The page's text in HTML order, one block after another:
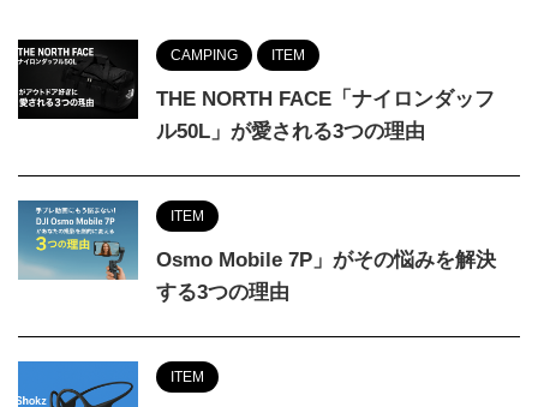
CAMPING ITEM
THE NORTH FACE「ナイロンダッフ
ル50L」が愛される3つの理由
ITEM
Osmo Mobile 7P」がその悩みを解決
する3つの理由
ITEM